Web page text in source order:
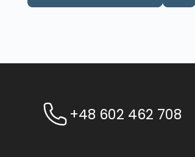
+48 602 462 708